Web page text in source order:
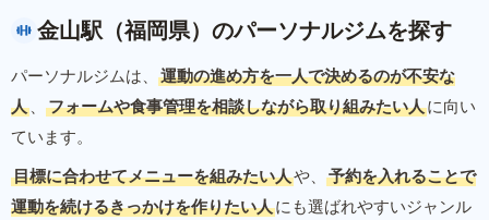
金山駅（福岡県）のパーソナルジムを探す
パーソナルジムは、
運動の進め方を一人で決めるのが不安な
人 、 フォームや食事管理を相談しながら取り組みたい人に向い
ています。
目標に合わせてメニューを組みたい人や、
予約を入れることで
運動を続けるきっかけを作りたい人にも選ばれやすいジャンル